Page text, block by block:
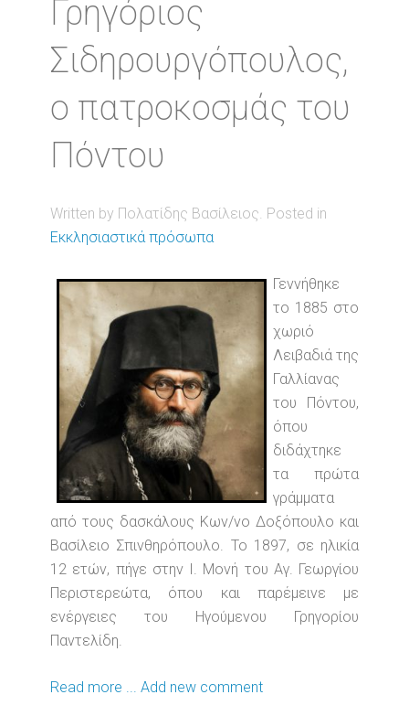
Γρηγόριος
Σιδηρουργόπουλος,
ο πατροκοσμάς του
Πόντου
Written by Πολατίδης Βασίλειος. Posted in
Εκκλησιαστικά πρόσωπα
Γεννήθηκε
το 1885 στο
χωριό
Λειβαδιά της
Γαλλίανας
του Πόντου,
όπου
διδάχτηκε
τα πρώτα
γράμματα
από τους δασκάλους Κων/νο Δοξόπουλο και
Βασίλειο Σπινθηρόπουλο. Το 1897, σε ηλικία
12 ετών, πήγε στην I. Μονή του Αγ. Γεωργίου
Περιστερεώτα, όπου και παρέμεινε με
ενέργειες του Ηγούμενου Γρηγορίου
Παντελίδη.
Read more ... Add new comment